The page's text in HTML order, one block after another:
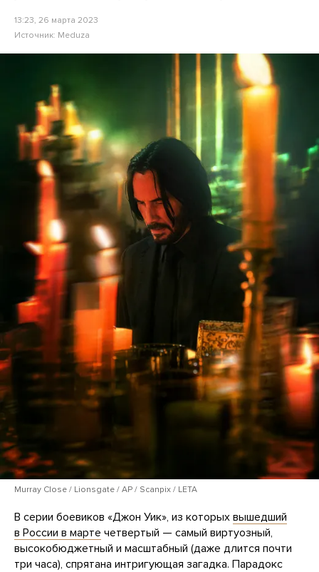
13:23, 26 марта 2023
Источник: Meduza
Murray Close / Lionsgate / AP / Scanpix / LETA
В серии боевиков «Джон Уик», из которых вышедший
в России в марте четвертый — самый виртуозный,
высокобюджетный и масштабный (даже длится почти
три часа), спрятана интригующая загадка. Парадокс